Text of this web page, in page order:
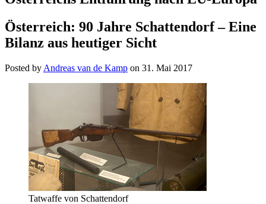
Österreich: 90 Jahre Schattendorf – Eine
Bilanz aus heutiger Sicht
Posted by Andreas van de Kamp on 31. Mai 2017
Tatwaffe von Schattendorf